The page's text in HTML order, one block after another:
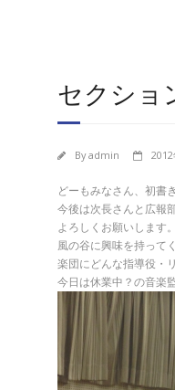
セクショ
Byadmin
どーもみなさん、初書
今後は次長さんと広報
よろしくお願いします。
風の谷に興味を持って
楽団にどんな指導役・
今日は休業中？の音楽